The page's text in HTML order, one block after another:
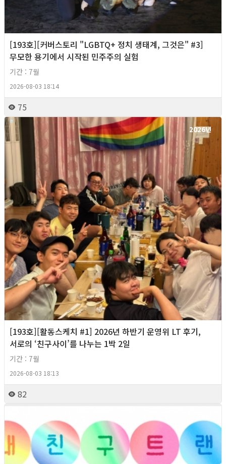
[193호][커버스토리 "LGBTQ+ 정치 생태계, 그것은" #3]
무모한 용기에서 시작된 민주주의 실험
기간 : 7월
2026-08-03 18:14
75
2026년
[193호][활동스케치 #1] 2026년 하반기 운영위 LT 후기,
서로의 ‘친구사이’를 나누는 1박 2일
기간 : 7월
2026-08-03 18:13
82